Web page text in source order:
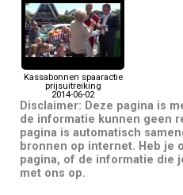
Kassabonnen spaaractie
prijsuitreiking
2014-06-02
Disclaimer: Deze pagina is
de informatie kunnen geen
pagina is automatisch
bronnen op internet. Heb je
pagina, of de informatie die
met ons op.